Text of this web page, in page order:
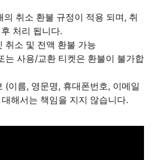
취소 환불 규정이 적용 되며, 취
처리 됩니다.
취소 및 전액 환불 가능
는 사용/교환 티켓은 환불이 불가합
(이름, 영문명, 휴대폰번호, 이메일
해서는 책임을 지지 않습니다.